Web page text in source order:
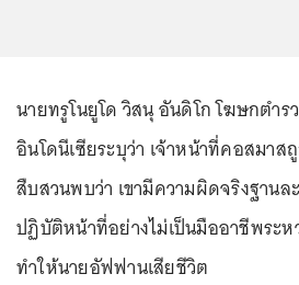
นายทรูโนยูโด วิสนุ อันดิโก โฆษกตำร
อินโดนีเซียระบุว่า เจ้าหน้าที่คอสมา
สืบสวนพบว่า เขามีความผิดจริงฐาน
ปฏิบัติหน้าที่อย่างไม่เป็นมืออาชีพระห
ทำให้นายอัฟฟานเสียชีวิต